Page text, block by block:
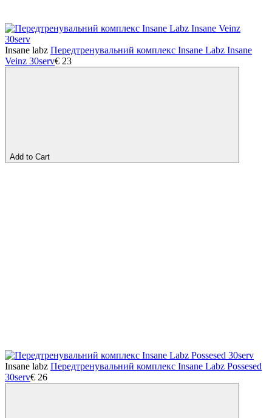
Insane labz Передтренувальний комплекс Insane Labz Insane
Veinz 30serv€ 23
Add to Cart
Insane labz Передтренувальний комплекс Insane Labz Possesed
30serv€ 26